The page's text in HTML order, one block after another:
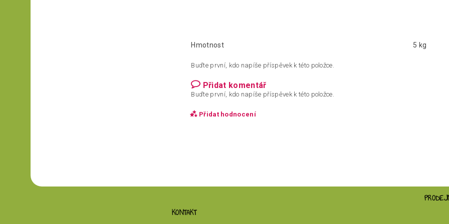
Hmotnost 5 kg
Buďte první, kdo napíše příspěvek k této položce.
Přidat komentář
Buďte první, kdo napíše příspěvek k této položce.
Přidat hodnocení
KONTAKT